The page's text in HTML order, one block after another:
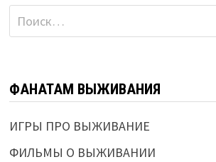
Найти:
ФАНАТАМ ВЫЖИВАНИЯ
ИГРЫ ПРО ВЫЖИВАНИЕ
ФИЛЬМЫ О ВЫЖИВАНИИ